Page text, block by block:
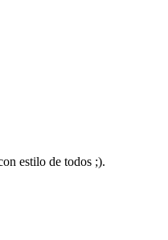
estilo de todos ;).